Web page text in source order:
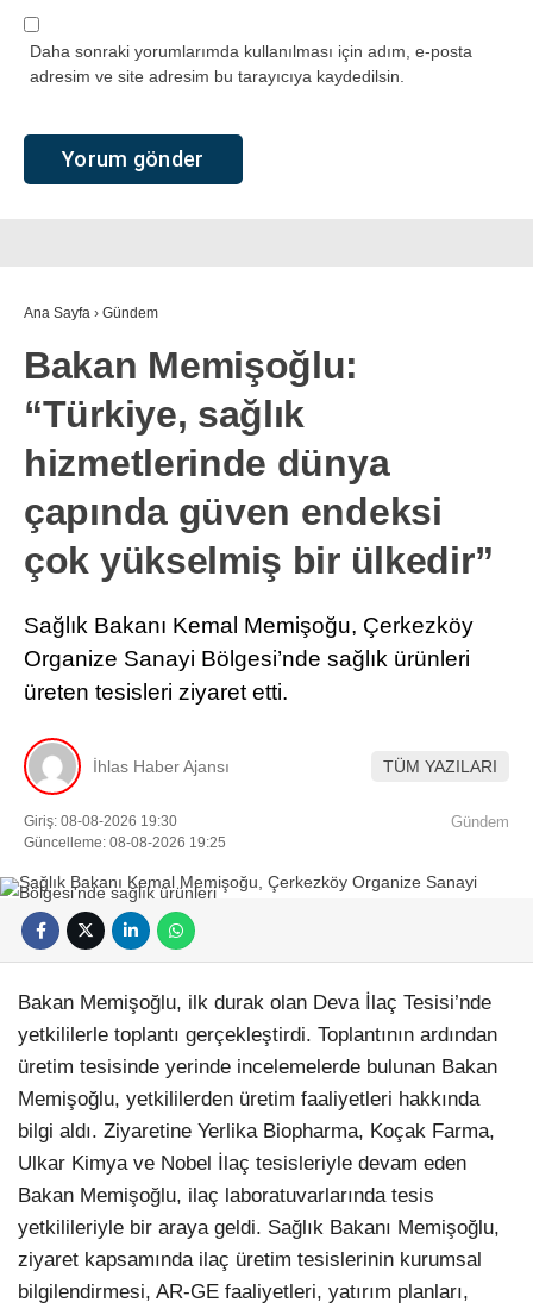
Daha sonraki yorumlarımda kullanılması için adım, e-posta
adresim ve site adresim bu tarayıcıya kaydedilsin.
Ana Sayfa › Gündem
Bakan Memişoğlu:
“Türkiye, sağlık
hizmetlerinde dünya
çapında güven endeksi
çok yükselmiş bir ülkedir”
Sağlık Bakanı Kemal Memişoğu, Çerkezköy
Organize Sanayi Bölgesi’nde sağlık ürünleri
üreten tesisleri ziyaret etti.
İhlas Haber Ajansı TÜM YAZILARI
Giriş: 08-08-2026 19:30
Güncelleme: 08-08-2026 19:25
Gündem
Bakan Memişoğlu, ilk durak olan Deva İlaç Tesisi’nde
yetkililerle toplantı gerçekleştirdi. Toplantının ardından
üretim tesisinde yerinde incelemelerde bulunan Bakan
Memişoğlu, yetkililerden üretim faaliyetleri hakkında
bilgi aldı. Ziyaretine Yerlika Biopharma, Koçak Farma,
Ulkar Kimya ve Nobel İlaç tesisleriyle devam eden
Bakan Memişoğlu, ilaç laboratuvarlarında tesis
yetkilileriyle bir araya geldi. Sağlık Bakanı Memişoğlu,
ziyaret kapsamında ilaç üretim tesislerinin kurumsal
bilgilendirmesi, AR-GE faaliyetleri, yatırım planları,